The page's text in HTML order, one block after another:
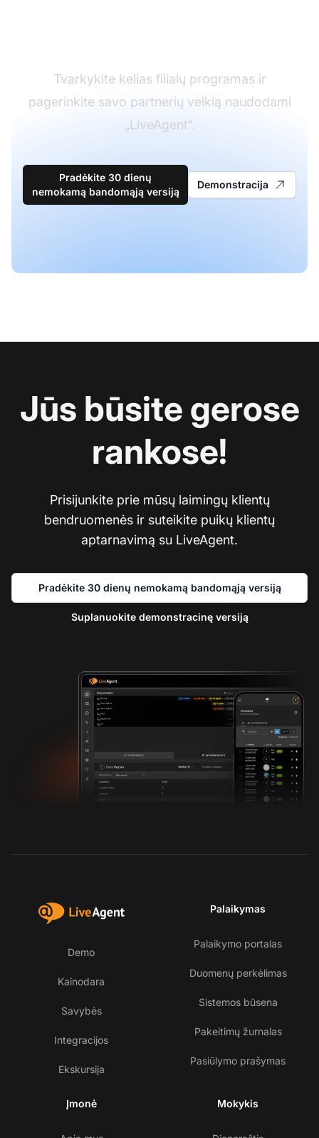
Tvarkykite kelias filialų programas ir
pagerinkite savo partnerių veiklą naudodami
„LiveAgent“.
Pradėkite 30 dienų
nemokamą bandomąją versiją
Demonstracija
Jūs būsite gerose
rankose!
Prisijunkite prie mūsų laimingų klientų
bendruomenės ir suteikite puikų klientų
aptarnavimą su LiveAgent.
Pradėkite 30 dienų nemokamą bandomąją versiją
Suplanuokite demonstracinę versiją
Demo
Kainodara
Savybės
Integracijos
Ekskursija
Palaikymas
Palaikymo portalas
Duomenų perkėlimas
Sistemos būsena
Pakeitimų žurnalas
Pasiūlymo prašymas
Įmonė Mokykis